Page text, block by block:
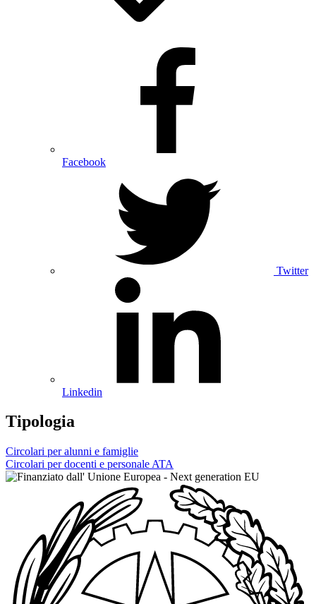
Facebook
Twitter
Linkedin
Tipologia
Circolari per alunni e famiglie
Circolari per docenti e personale ATA